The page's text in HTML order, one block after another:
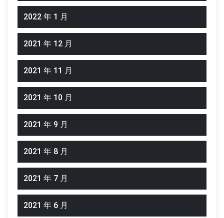
2022 年 1 月
2021 年 12 月
2021 年 11 月
2021 年 10 月
2021 年 9 月
2021 年 8 月
2021 年 7 月
2021 年 6 月